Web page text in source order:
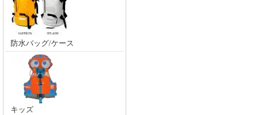
防水バッグ/ケース
キッズ